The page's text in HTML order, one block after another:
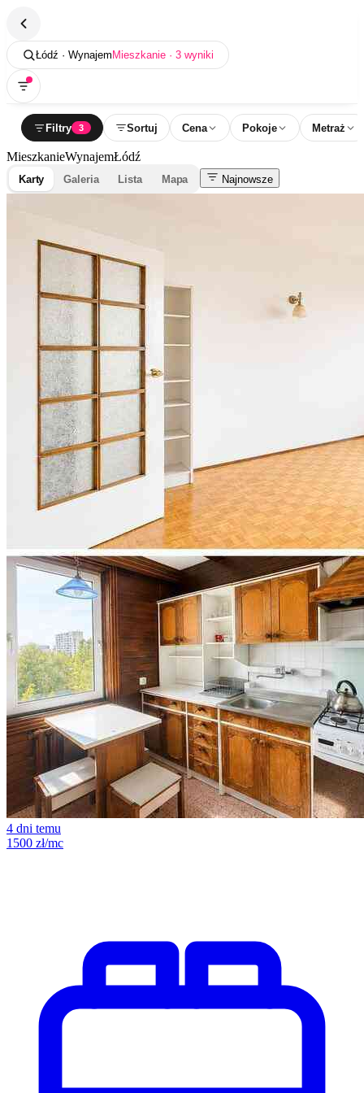
Łódź · Wynajem Mieszkanie · 3 wyniki
Filtry 3 Sortuj Cena Pokoje Metraż
MieszkanieWynajemŁódź
Karty Galeria Lista Mapa Najnowsze
4 dni temu
1500 zł/mc